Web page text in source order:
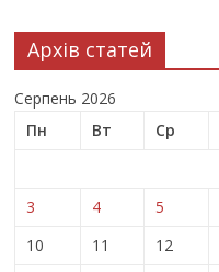
Архів статей
Серпень 2026
Пн
Вт Ср
3
4 5
10
11 12